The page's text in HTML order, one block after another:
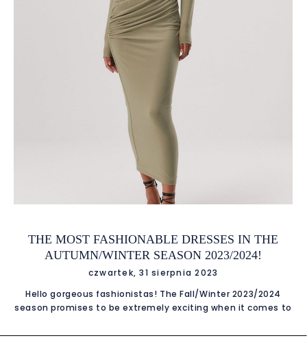
shades such as black, white or red, but don't be afraid to
experiment with more unusual colors. For 2024, pastel
shades such as delicate pink or mint are expected to be
fashionable. It is also worth considering the shade that
THE MOST FASHIONABLE DRESSES IN THE
AUTUMN/WINTER SEASON 2023/2024!
czwartek, 31 sierpnia 2023
Hello gorgeous fashionistas! The Fall/Winter 2023/2024
season promises to be extremely exciting when it comes to
dresses that will not only protect you from the cold, but